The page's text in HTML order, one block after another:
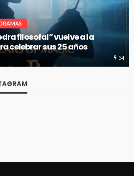
filosofal” vuelve a la
celebrar sus 25 años
54